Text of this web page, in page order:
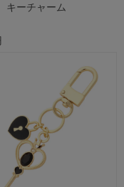
ーチャーム